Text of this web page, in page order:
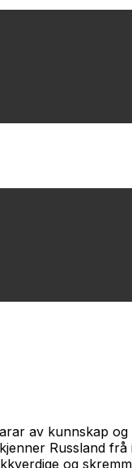
av kunnskap
Russland
og